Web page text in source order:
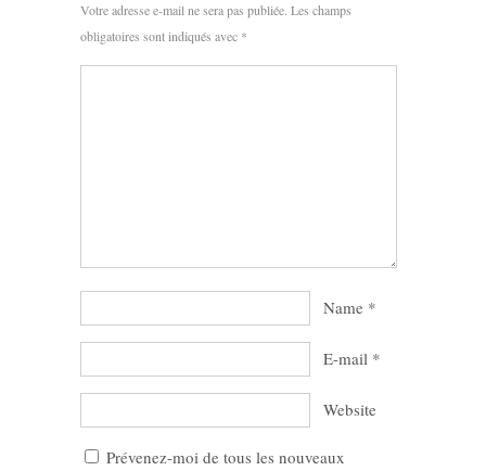
Votre adresse e-mail ne sera pas publiée. Les champs
obligatoires sont indiqués avec *
Name *
E-mail *
Website
Prévenez-moi de tous les nouveaux